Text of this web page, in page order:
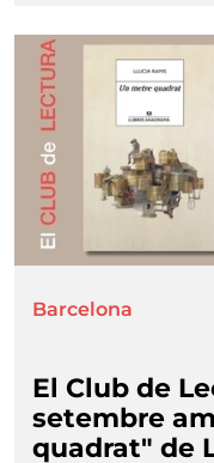
Imatge
Barcelona
El Club de
setembre
quadrat" de